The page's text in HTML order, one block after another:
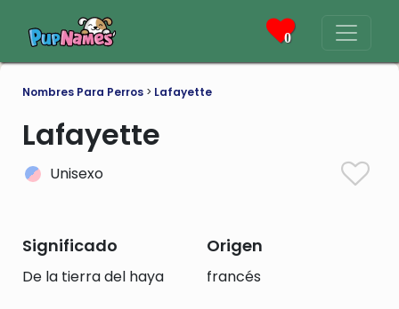
0
Nombres Para Perros > Lafayette
Lafayette
Unisexo
Significado
De la tierra del haya
Origen
francés